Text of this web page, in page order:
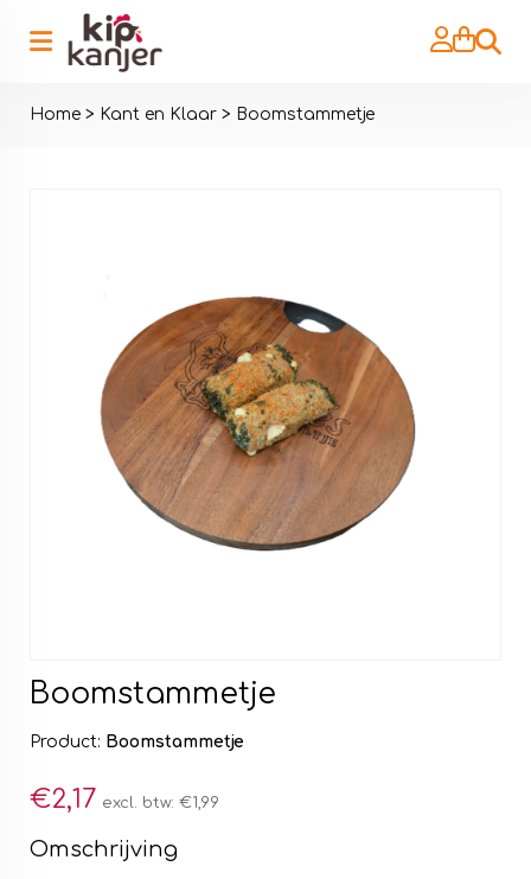
Home > Kant en Klaar > Boomstammetje
Boomstammetje
Product: Boomstammetje
€2,17 excl. btw: €1,99
Omschrijving